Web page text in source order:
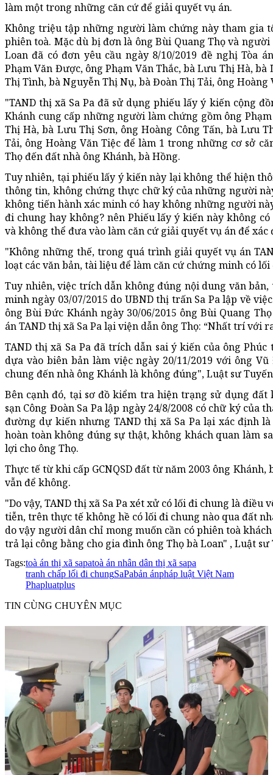
làm một trong những căn cứ để giải quyết vụ án.
Không triệu tập những người làm chứng này tham gia
phiên toà. Mặc dù bị đơn là ông Bùi Quang Thọ và
Loan đã có đơn yêu cầu ngày 8/10/2019 đề nghị Tòa
Phạm Văn Được, ông Phạm Văn Thắc, bà Lưu Thị Hà,
Thị Tình, bà Nguyễn Thị Nụ, bà Đoàn Thị Tải, ông Hoàng
"TAND thị xã Sa Pa đã sử dụng phiếu lấy ý kiến cộng
Khánh cung cấp những người làm chứng gồm ông
Thị Hà, bà Lưu Thị Sơn, ông Hoàng Công Tấn, bà Lưu
Tải, ông Hoàng Văn Tiệc để làm 1 trong những cơ sở
Thọ đến đất nhà ông Khánh, bà Hồng.
Tuy nhiên, tại phiếu lấy ý kiến này lại không thể hiện
thông tin, không chứng thực chữ ký của những người
không tiến hành xác minh có hay không những người
đi chung hay không? nên Phiếu lấy ý kiến này không
và không thể đưa vào làm căn cứ giải quyết vụ án để
"Không những thế, trong quá trình giải quyết vụ án
loạt các văn bản, tài liệu để làm căn cứ chứng minh có
Tuy nhiên, việc trích dẫn không đúng nội dung văn
minh ngày 03/07/2015 do UBND thị trấn Sa Pa lập về
ông Bùi Đức Khánh ngày 30/06/2015 ông Bùi Quang
án TAND thị xã Sa Pa lại viện dẫn ông Thọ: “Nhất trí với
TAND thị xã Sa Pa đã trích dẫn sai ý kiến của ông Phúc
dựa vào biên bản làm việc ngày 20/11/2019 với ông
chung đến nhà ông Khánh là không đúng", Luật sư
Bên cạnh đó, tại sơ đồ kiểm tra hiện trạng sử dụng
sạn Công Đoàn Sa Pa lập ngày 24/8/2008 có chữ ký của
đường dự kiến nhưng TAND thị xã Sa Pa lại xác định
hoàn toàn không đúng sự thật, không khách quan làm
lợi cho ông Thọ.
Thực tế từ khi cấp GCNQSD đất từ năm 2003 ông
vẫn để không.
"Do vậy, TAND thị xã Sa Pa xét xử có lối đi chung là
tiễn, trên thực tế không hề có lối đi chung nào qua đất
do vậy người dân chỉ mong muốn cần có phiên toà
trả lại công bằng cho gia đình ông Thọ bà Loan" , Luật
Tags:toà án thị xã sapatoà án nhân dân thị xã sapa
tranh chấp lối đi chungSaPabản ánpháp luật Việt Nam
Phapluatplus
TIN CÙNG CHUYÊN MỤC